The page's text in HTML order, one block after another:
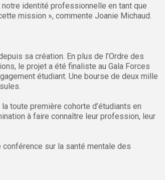
identité professionnelle en tant que
mission », commente Joanie Michaud.
sa création. En plus de l’Ordre des
le projet a été finaliste au Gala Forces
étudiant. Une bourse de deux mille
toute première cohorte d’étudiants en
à faire connaître leur profession, leur
sur la santé mentale des